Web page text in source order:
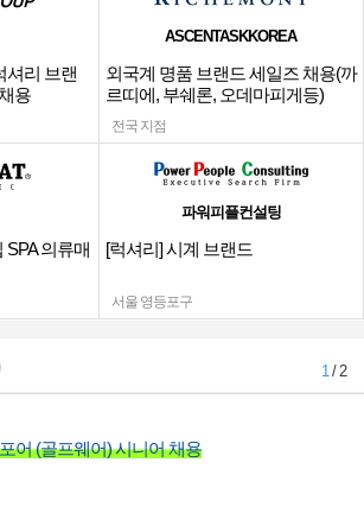
셔리 브랜
용
ASCENTASKKOREA
외국계 명품 브랜드 세일즈 채용(까
르띠에, 부쉐론, 오데마피게등)
전국 지점
SPA 의류매
파워피플컨설팅
[럭셔리] 시계 브랜드
서울 영등포구
1/ 2
어 (골프웨어) 시니어 채용